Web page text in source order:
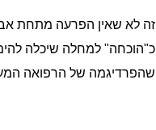
זה לא שאין הפרעה מתחת
כ"הוכחה" למחלה שיכלה
שהפרדיגמה של הרפואה